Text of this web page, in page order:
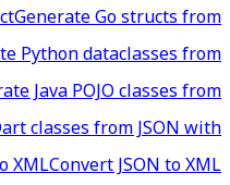
Generate Go structs from
Python dataclasses from
Java POJO classes from
classes from JSON with
XMLConvert JSON to XML